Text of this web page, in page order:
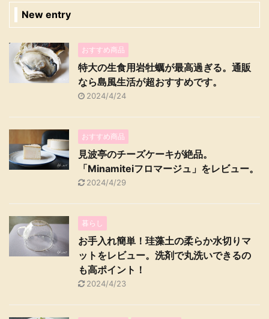
New entry
おすすめ商品
特大の生食用岩牡蠣が最高過ぎる。通販
なら島風生活が超おすすめです。
2024/4/24
おすすめ商品
見波亭のチーズケーキが絶品。
「Minamiteiフロマージュ」をレビュー。
2024/4/29
暮らし
お手入れ簡単！珪藻土の柔らか水切りマ
ットをレビュー。洗剤で丸洗いできるの
も高ポイント！
2024/4/23